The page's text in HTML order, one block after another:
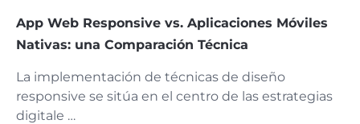
App Web Responsive vs. Aplicaciones Móviles
Nativas: una Comparación Técnica
La implementación de técnicas de diseño
responsive se sitúa en el centro de las estrategias
digitale …